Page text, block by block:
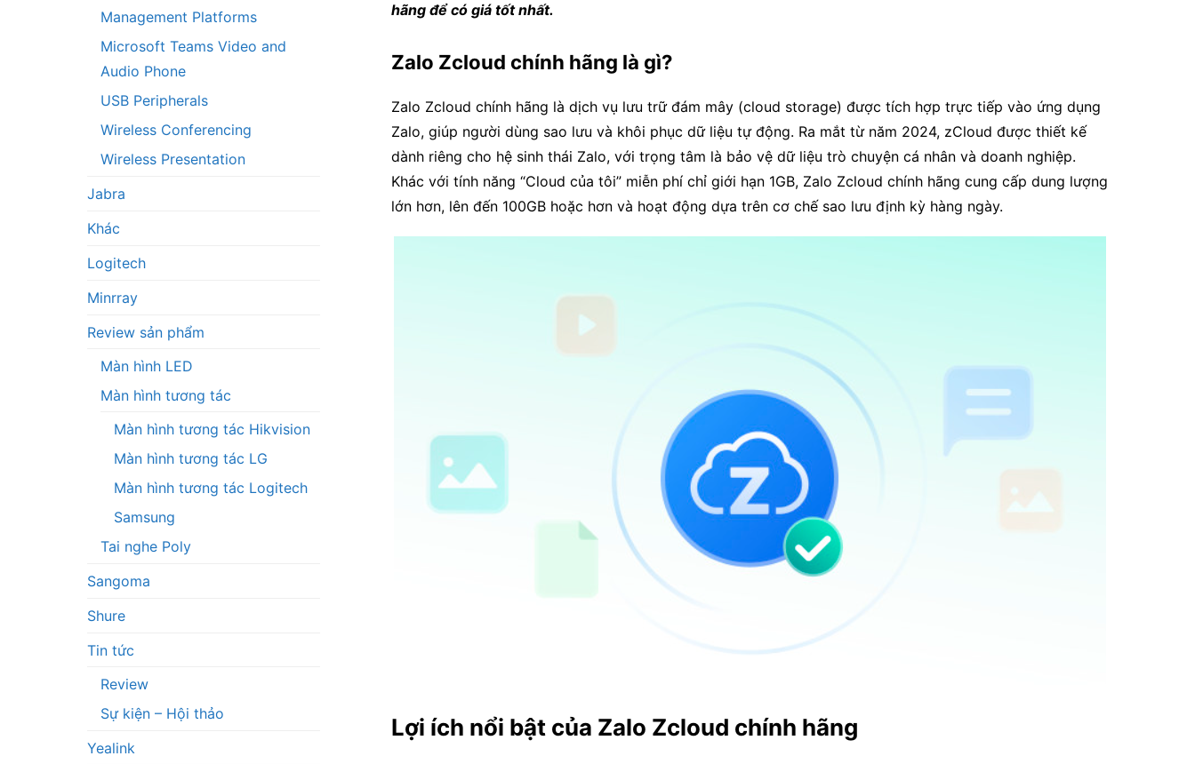
hãng để có giá tốt nhất.
Zalo Zcloud chính hãng là gì?
Zalo Zcloud chính hãng là dịch vụ lưu trữ đám mây (cloud storage) được tích hợp trực tiếp vào ứng dụng
Zalo, giúp người dùng sao lưu và khôi phục dữ liệu tự động. Ra mắt từ năm 2024, zCloud được thiết kế
dành riêng cho hệ sinh thái Zalo, với trọng tâm là bảo vệ dữ liệu trò chuyện cá nhân và doanh nghiệp.
Khác với tính năng “Cloud của tôi” miễn phí chỉ giới hạn 1GB, Zalo Zcloud chính hãng cung cấp dung lượng
lớn hơn, lên đến 100GB hoặc hơn và hoạt động dựa trên cơ chế sao lưu định kỳ hàng ngày.
Lợi ích nổi bật của Zalo Zcloud chính hãng
Management Platforms
Microsoft Teams Video and
Audio Phone
USB Peripherals
Wireless Conferencing
Wireless Presentation
Jabra
Khác
Logitech
Minrray
Review sản phẩm
Màn hình LED
Màn hình tương tác
Màn hình tương tác Hikvision
Màn hình tương tác LG
Màn hình tương tác Logitech
Samsung
Tai nghe Poly
Sangoma
Shure
Tin tức
Review
Sự kiện – Hội thảo
Yealink